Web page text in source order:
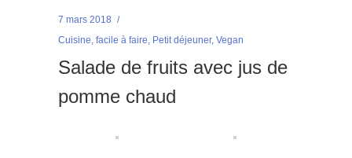
7 mars 2018
Cuisine, facile à faire, Petit déjeuner, Vegan
Salade de fruits avec jus de
pomme chaud